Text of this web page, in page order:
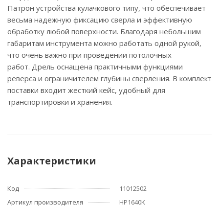
Патрон устройства кулачкового типу, что обеспечивает
весьма надежную фиксацию сверла и эффективную
обработку любой поверхности. Благодаря небольшим
габаритам инструмента можно работать одной рукой,
что очень важно при проведении потолочных
работ. Дрель оснащена практичными функциями
реверса и ограничителем глубины сверления. В комплект
поставки входит жесткий кейс, удобный для
транспортировки и хранения.
Характеристики
Код
11012502
Артикул производителя
HP1640K